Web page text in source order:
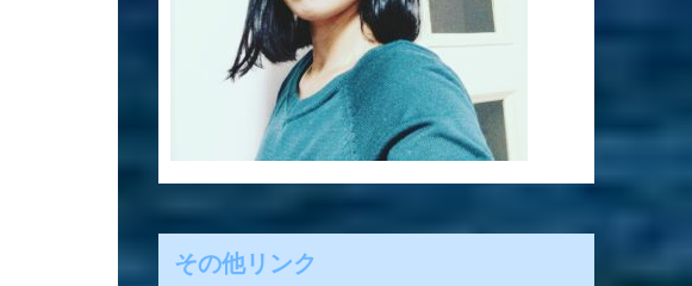
その他リンク